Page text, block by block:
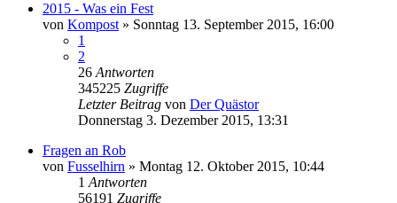
2015 - Was ein Fest
von Kompost » Sonntag 13. September 2015, 16:00
1
2
26 Antworten
345225 Zugriffe
Letzter Beitrag von Der Quästor
Donnerstag 3. Dezember 2015, 13:31
Fragen an Rob
von Fusselhirn » Montag 12. Oktober 2015, 10:44
1 Antworten
56191 Zugriffe